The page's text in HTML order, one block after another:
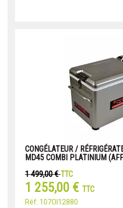
CONGÉLATEUR /
MD45 COMBI PLATINIUM
1 499,00 €TTC
1 255,00 € TTC
Réf: 107OI12880